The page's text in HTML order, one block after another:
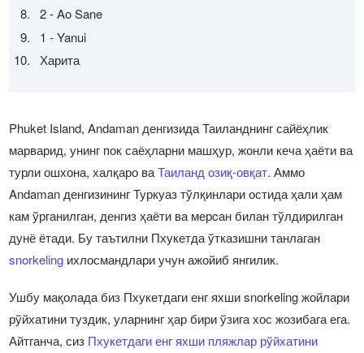
2 - Ao Sane
1 - Yanui
Харита
Phuket Island, Andaman денгизида Таиланднинг сайёҳлик
марварид, унинг пок саёҳларни машҳур, жонли кеча ҳаёти ва
турли ошхона, халқаро ваТаиланд озиқ-овқат. Аммо
Andaman денгизининг Туркуаз тўлқинлари остида ҳали ҳам
кам ўрганилган, денгиз ҳаёти ва мерcан билан тўлдирилган
дунё ётади. Бу таътилни Пхукетда ўтказишни танлаган
snorkeling ихлосмандлари учун ажойиб янгилик.
Ушбу мақолада биз Пхукетдаги енг яхши snorkeling жойлари
рўйхатини туздик, уларнинг ҳар бири ўзига хос жозибага ега.
Айтганча, сиз Пхукетдаги енг яхши пляжлар рўйхатини